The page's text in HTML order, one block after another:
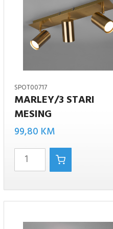
SPOT00717
MARLEY/3 STARI
MESING
99,80 KM
MARLEY/3
količina